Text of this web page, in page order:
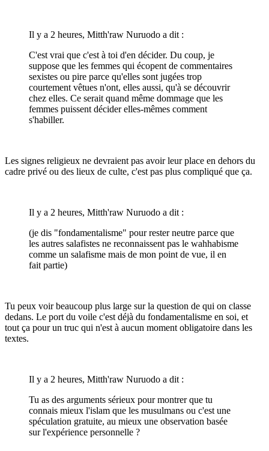
Il y a 2 heures, Mitth'raw Nuruodo a dit :
C'est vrai que c'est à toi d'en décider. Du coup, je
suppose que les femmes qui écopent de commentaires
sexistes ou pire parce qu'elles sont jugées trop
courtement vêtues n'ont, elles aussi, qu'à se découvrir
chez elles. Ce serait quand même dommage que les
femmes puissent décider elles-mêmes comment
s'habiller.
Les signes religieux ne devraient pas avoir leur place en dehors du
cadre privé ou des lieux de culte, c'est pas plus compliqué que ça.
Il y a 2 heures, Mitth'raw Nuruodo a dit :
(je dis "fondamentalisme" pour rester neutre parce que
les autres salafistes ne reconnaissent pas le wahhabisme
comme un salafisme mais de mon point de vue, il en
fait partie)
Tu peux voir beaucoup plus large sur la question de qui on classe
dedans. Le port du voile c'est déjà du fondamentalisme en soi, et
tout ça pour un truc qui n'est à aucun moment obligatoire dans les
textes.
Il y a 2 heures, Mitth'raw Nuruodo a dit :
Tu as des arguments sérieux pour montrer que tu
connais mieux l'islam que les musulmans ou c'est une
spéculation gratuite, au mieux une observation basée
sur l'expérience personnelle ?